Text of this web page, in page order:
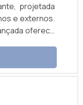
projetada
e externos.
oferece
em até 5 h),
substratos